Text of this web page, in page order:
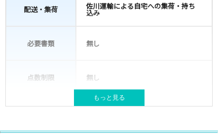
配送・集荷 佐川運輸による自宅への集荷・持ち
込み
必要書類 無し
点数制限 無し
宅配キット(バッグ)が必要な場合は送
もっと見る